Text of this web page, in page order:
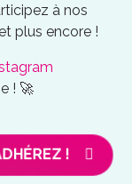
à nos
plus encore !
! 🚀
!